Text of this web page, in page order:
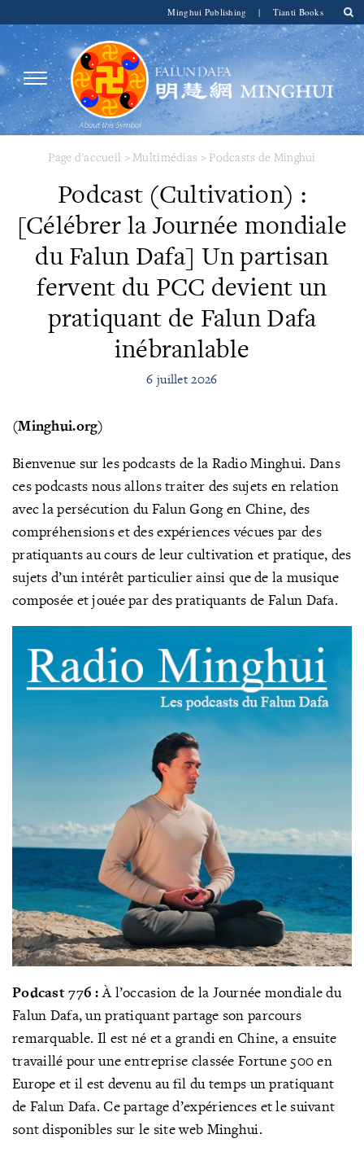
Minghui Publishing | Tianti Books
Page d'accueil >Multimédias > Podcasts de Minghui
Podcast (Cultivation) :
[Célébrer la Journée mondiale
du Falun Dafa] Un partisan
fervent du PCC devient un
pratiquant de Falun Dafa
inébranlable
6 juillet 2026
(Minghui.org)
Bienvenue sur les podcasts de la Radio Minghui. Dans
ces podcasts nous allons traiter des sujets en relation
avec la persécution du Falun Gong en Chine, des
compréhensions et des expériences vécues par des
pratiquants au cours de leur cultivation et pratique, des
sujets d’un intérêt particulier ainsi que de la musique
composée et jouée par des pratiquants de Falun Dafa.
Podcast 776 :À l’occasion de la Journée mondiale du
Falun Dafa, un pratiquant partage son parcours
remarquable. Il est né et a grandi en Chine, a ensuite
travaillé pour une entreprise classée Fortune 500 en
Europe et il est devenu au fil du temps un pratiquant
de Falun Dafa. Ce partage d’expériences et le suivant
sont disponibles sur le site web Minghui.